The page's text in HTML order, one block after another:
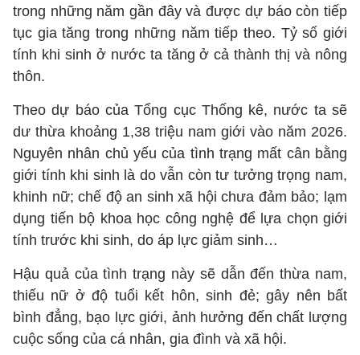
trong những năm gần đây và được dự báo còn tiếp
tục gia tăng trong những năm tiếp theo. Tỷ số giới
tính khi sinh ở nước ta tăng ở cả thành thị và nông
thôn.
Theo dự báo của Tổng cục Thống kê, nước ta sẽ
dư thừa khoảng 1,38 triệu nam giới vào năm 2026.
Nguyên nhân chủ yếu của tình trạng mất cân bằng
giới tính khi sinh là do vẫn còn tư tưởng trọng nam,
khinh nữ; chế độ an sinh xã hội chưa đảm bảo; lạm
dụng tiến bộ khoa học công nghệ để lựa chọn giới
tính trước khi sinh, do áp lực giảm sinh…
Hậu quả của tình trạng này sẽ dẫn đến thừa nam,
thiếu nữ ở độ tuổi kết hôn, sinh đẻ; gây nên bất
bình đẳng, bạo lực giới, ảnh hưởng đến chất lượng
cuộc sống của cá nhân, gia đình và xã hội.